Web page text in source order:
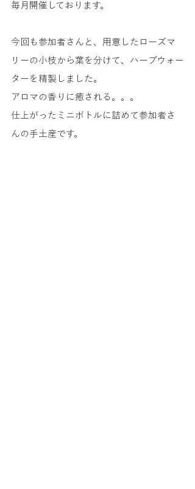
毎月開催しております。
今回も参加者さんと、用意したローズマ
リーの小枝から葉を分けて、ハーブウォー
ターを精製しました。
アロマの香りに癒される。。。
仕上がったミニボトルに詰めて参加者さ
んの手土産です。